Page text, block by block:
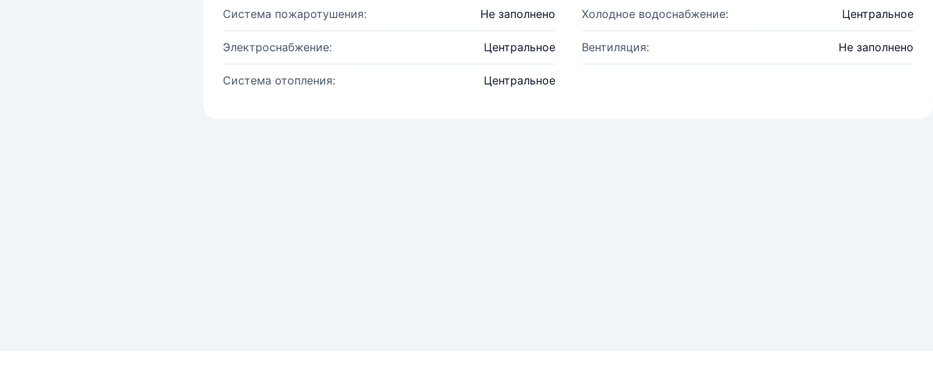
Система пожаротушения: Не заполнено Холодное водоснабжение: Центральное
Электроснабжение: Центральное Вентиляция: Не заполнено
Система отопления: Центральное